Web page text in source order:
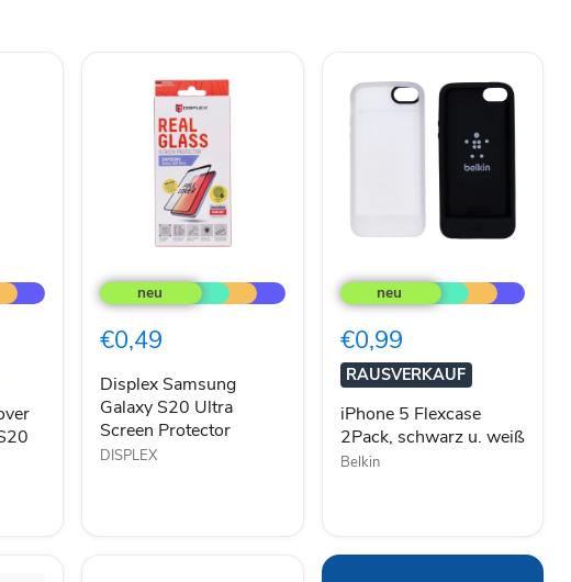
Samsung
Galaxy
Ultra
Protector
€0,49
Displex Samsung
Galaxy S20 Ultra
Screen Protector
DISPLEX
5
Flexcase
schwarz
u.
weiß
€0,99
RAUSVERKAUF
iPhone 5 Flexcase
2Pack, schwarz u. weiß
Belkin